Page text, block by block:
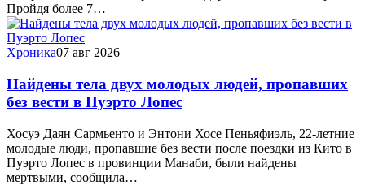
Пройдя более 7…
Хроника07 авг 2026
Найдены тела двух молодых людей, пропавших
без вести в Пуэрто Лопес
Хосуэ Даян Сармьенто и Энтони Хосе Пеньяфиэль, 22-летние
молодые люди, пропавшие без вести после поездки из Кито в
Пуэрто Лопес в провинции Манаби, были найдены
мертвыми, сообщила…